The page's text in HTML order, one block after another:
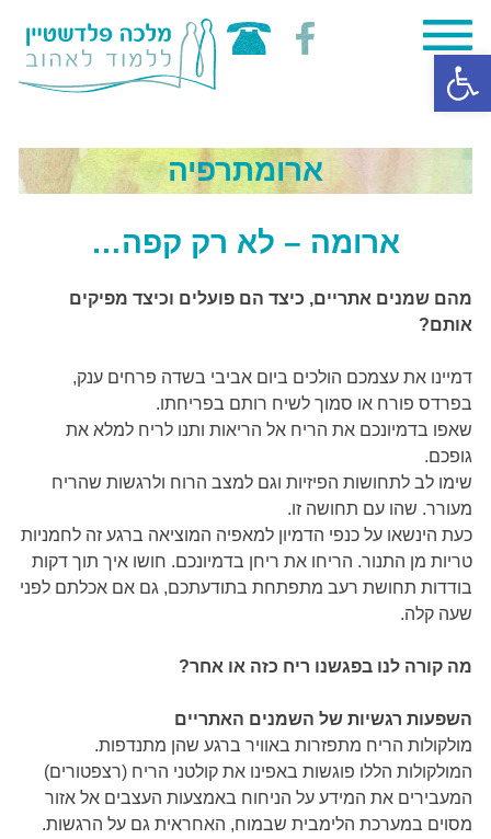
Skip
to
content
ארומתרפיה
ארומה – לא רק קפה…
מהם שמנים אתריים, כיצד הם פועלים וכיצד מפיקים
אותם?
דמיינו את עצמכם הולכים ביום אביבי בשדה פרחים ענק,
בפרדס פורח או סמוך לשיח רותם בפריחתו.
שאפו בדמיונכם את הריח אל הריאות ותנו לריח למלא את
גופכם.
שימו לב לתחושות הפיזיות וגם למצב הרוח ולרגשות שהריח
מעורר. שהו עם תחושה זו.
כעת הינשאו על כנפי הדמיון למאפיה המוציאה ברגע זה לחמניות
טריות מן התנור. הריחו את ריחן בדמיונכם. חושו איך תוך דקות
בודדות תחושת רעב מתפתחת בתודעתכם, גם אם אכלתם לפני
שעה קלה.
מה קורה לנו בפגשנו ריח כזה או אחר?
השפעות רגשיות של השמנים האתריים
מולקולות הריח מתפזרות באוויר ברגע שהן מתנדפות.
המולקולות הללו פוגשות באפינו את קולטני הריח (רצפטורים)
המעבירים את המידע על הניחוח באמצעות העצבים אל אזור
מסוים במערכת הלימבית שבמוח, האחראית גם על הרגשות.
פתח סרגל נגישות